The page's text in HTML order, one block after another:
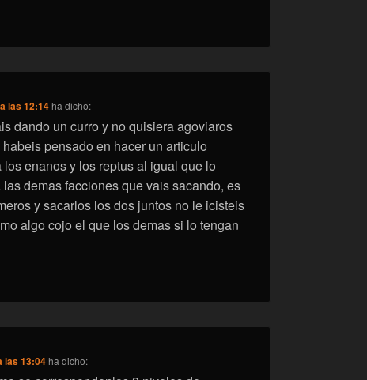
las 12:14ha dicho:
dando un curro y no quisiera agoviaros
pensado en hacer un articulo
los enanos y los reptus al igual que lo
demas facciones que vais sacando, es
y sacarlos los dos juntos no le icisteis
algo cojo el que los demas si lo tengan
las 13:04ha dicho: